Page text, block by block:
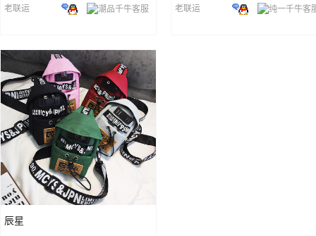
老联运 老联运
辰星